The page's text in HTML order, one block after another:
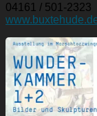
04161 / 501-2323